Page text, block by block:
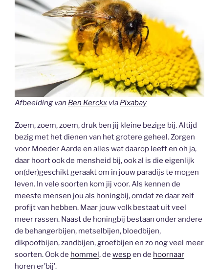
Afbeelding van Ben Kerckx via Pixabay
Zoem, zoem, zoem, druk ben jij kleine bezige bij. Altijd
bezig met het dienen van het grotere geheel. Zorgen
voor Moeder Aarde en alles wat daarop leeft en oh ja,
daar hoort ook de mensheid bij, ook al is die eigenlijk
on(der)geschikt geraakt om in jouw paradijs te mogen
leven. In vele soorten kom jij voor. Als kennen de
meeste mensen jou als honingbij, omdat ze daar zelf
profijt van hebben. Maar jouw volk bestaat uit veel
meer rassen. Naast de honingbij bestaan onder andere
de behangerbijen, metselbijen, bloedbijen,
dikpootbijen, zandbijen, groefbijen en zo nog veel meer
soorten. Ook de hommel, de wespen de hoornaar
horen er’bij’.